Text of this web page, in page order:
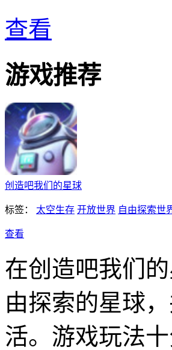
查看
游戏推荐
创造吧我们的星球
标签： 太空生存 开放世界 自由探索世
查看
在创造吧我们
由探索的星球
活。游戏玩法